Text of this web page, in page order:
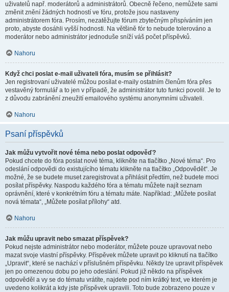
uživatelů např. moderátorů a administrátorů. Obecně řečeno, nemůžete sami
změnit znění žádných hodností ve fóru, protože jsou nastaveny
administrátorem fóra. Prosím, nezatěžujte fórum zbytečným přispíváním jen
proto, abyste dosáhli vyšší hodnosti. Na většině fór to nebude tolerováno a
moderátor nebo administrátor jednoduše sníží váš počet příspěvků.
Nahoru
Když chci poslat e-mail uživateli fóra, musím se přihlásit?
Jen registrovaní uživatelé můžou posílat e-maily ostatním členům fóra přes
vestavěný formulář a to jen v případě, že administrátor tuto funkci povolil. Je to
z důvodu zabránění zneužití emailového systému anonymními uživateli.
Nahoru
Psaní příspěvků
Jak můžu vytvořit nové téma nebo poslat odpověď?
Pokud chcete do fóra poslat nové téma, klikněte na tlačítko „Nové téma“. Pro
odeslání odpovědi do existujícího tématu klikněte na tlačítko „Odpovědět“. Je
možné, že se budete muset zaregistrovat a přihlásit předtím, než budete moci
posílat příspěvky. Naspodu každého fóra a tématu můžete najít seznam
oprávnění, které v konkrétním fóru a tématu máte. Například: „Můžete posílat
nová témata“, „Můžete posílat přílohy“ atd.
Nahoru
Jak můžu upravit nebo smazat příspěvek?
Pokud nejste administrátor nebo moderátor, můžete pouze upravovat nebo
mazat svoje vlastní příspěvky. Příspěvek můžete upravit po kliknutí na tlačítko
„Upravit“, které se nachází v příslušném příspěvku. Někdy lze upravit příspěvek
jen po omezenou dobu po jeho odeslání. Pokud již někdo na příspěvek
odpověděl a vy se do tématu vrátíte, najdete pod ním krátký text, ve kterém je
uvedeno kolikrát a kdy jste příspěvek upravili. Toto bude zobrazeno pouze v